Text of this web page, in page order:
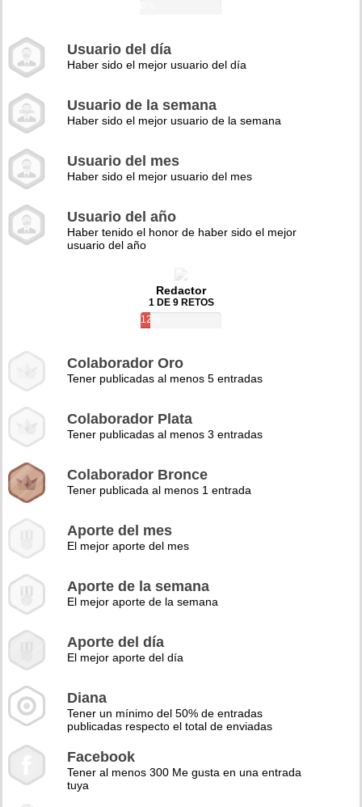
Usuario del día
Haber sido el mejor usuario del día
Usuario de la semana
Haber sido el mejor usuario de la semana
Usuario del mes
Haber sido el mejor usuario del mes
Usuario del año
Haber tenido el honor de haber sido el mejor
usuario del año
Redactor
1 DE 9 RETOS
12%
Colaborador Oro
Tener publicadas al menos 5 entradas
Colaborador Plata
Tener publicadas al menos 3 entradas
Colaborador Bronce
Tener publicada al menos 1 entrada
Aporte del mes
El mejor aporte del mes
Aporte de la semana
El mejor aporte de la semana
Aporte del día
El mejor aporte del día
Diana
Tener un mínimo del 50% de entradas
publicadas respecto el total de enviadas
Facebook
Tener al menos 300 Me gusta en una entrada
tuya